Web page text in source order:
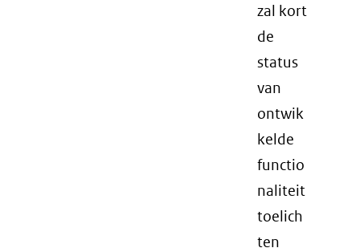
zal kort
de
status
van
ontwik
kelde
functio
naliteit
toelich
ten